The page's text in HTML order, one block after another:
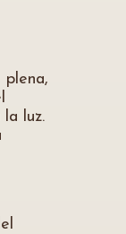
luz.